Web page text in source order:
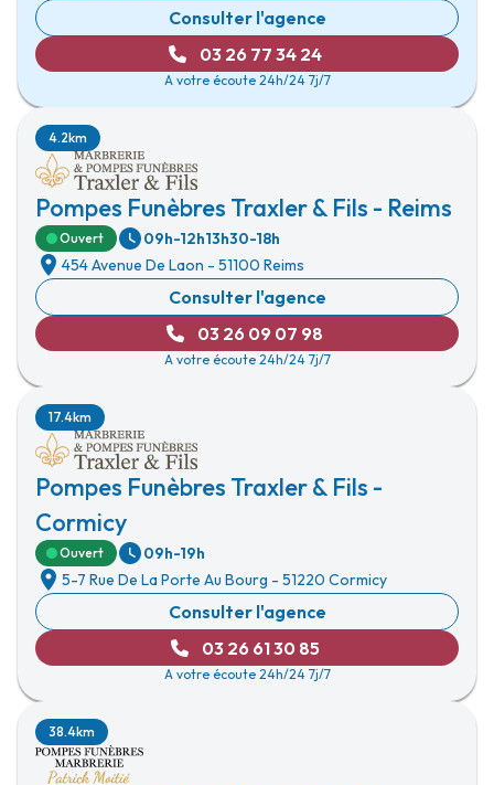
Consulter l'agence
03 26 77 34 24
A votre écoute 24h/24 7j/7
Pompes Funèbres Traxler & Fils - Reims
4.2km
Ouvert 09h-12h13h30-18h
454 Avenue De Laon - 51100 Reims
Consulter l'agence
03 26 09 07 98
A votre écoute 24h/24 7j/7
Pompes Funèbres Traxler & Fils -
Cormicy
17.4km
Ouvert
09h-19h
5-7 Rue De La Porte Au Bourg - 51220 Cormicy
Consulter l'agence
03 26 61 30 85
A votre écoute 24h/24 7j/7
38.4km